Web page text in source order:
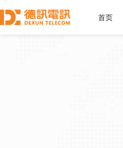
首页